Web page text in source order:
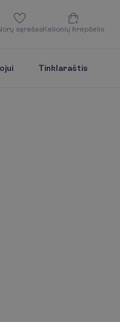
orų sąrašasKelionių krepšelis
Tinklaraštis